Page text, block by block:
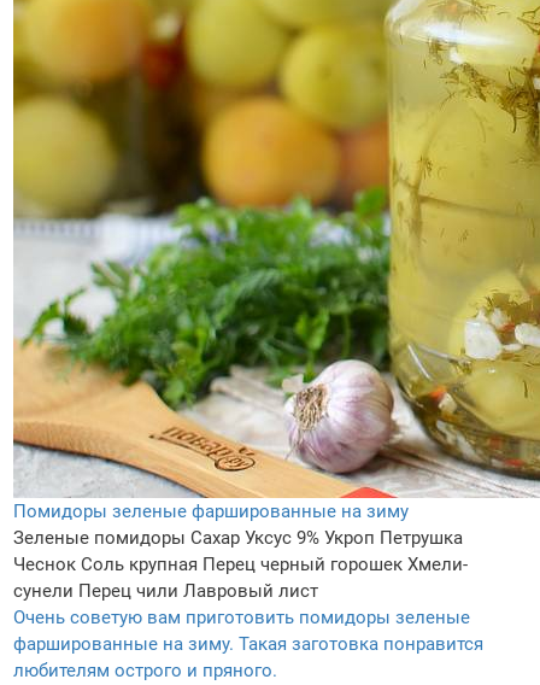
Помидоры зеленые фаршированные на зиму
Зеленые помидоры Сахар Уксус 9% Укроп Петрушка
Чеснок Соль крупная Перец черный горошек Хмели-
сунели Перец чили Лавровый лист
Очень советую вам приготовить помидоры зеленые
фаршированные на зиму. Такая заготовка понравится
любителям острого и пряного.